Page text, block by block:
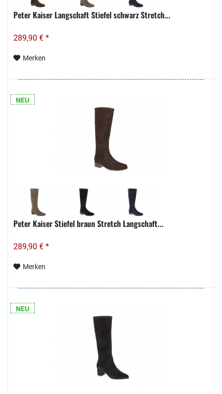
Peter Kaiser Langschaft Stiefel schwarz Stretch...
289,90 € *
Merken
NEU
Peter Kaiser Stiefel braun Stretch Langschaft...
289,90 € *
Merken
NEU